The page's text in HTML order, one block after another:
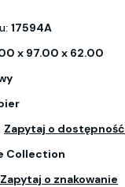
17594A
x 97.00 x 62.00
Zapytaj o dostępność
Collection
Zapytaj o znakowanie